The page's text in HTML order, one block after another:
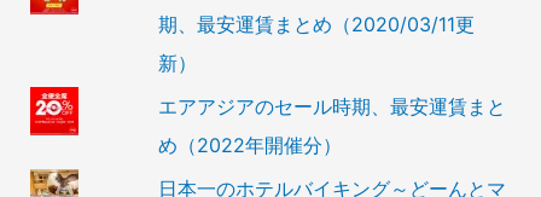
期、最安運賃まとめ（2020/03/11更
新）
エアアジアのセール時期、最安運賃まと
め（2022年開催分）
日本一のホテルバイキング～どーんとマ